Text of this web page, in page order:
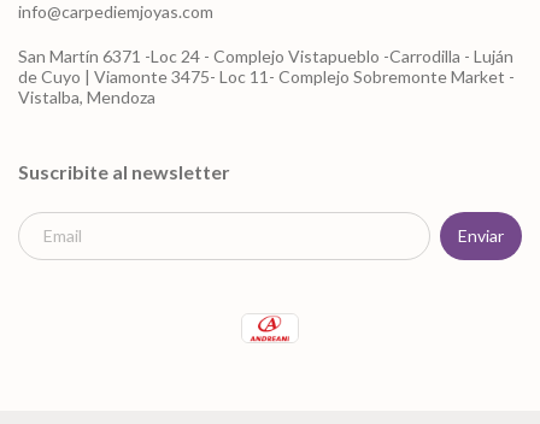
info@carpediemjoyas.com
San Martín 6371 -Loc 24 - Complejo Vistapueblo -Carrodilla - Luján
de Cuyo | Viamonte 3475- Loc 11- Complejo Sobremonte Market -
Vistalba, Mendoza
Suscribite al newsletter